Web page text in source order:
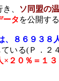
、 ソ同盟の
ータ を公開す
、８６９３８
ている(Ｐ．２
×２０％＝１３